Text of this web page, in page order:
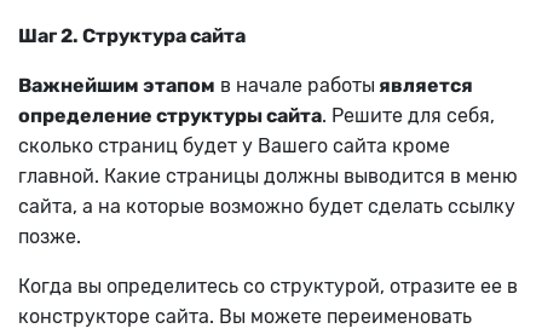
Шаг 2. Структура сайта
Важнейшим этапом в начале работы является
определение структуры сайта. Решите для себя,
сколько страниц будет у Вашего сайта кроме
главной. Какие страницы должны выводится в меню
сайта, а на которые возможно будет сделать ссылку
позже.
Когда вы определитесь со структурой, отразите ее в
конструкторе сайта. Вы можете переименовать